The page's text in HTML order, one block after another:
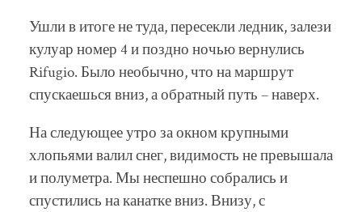
Ушли в итоге не туда, пересекли ледник, залези
кулуар номер 4 и поздно ночью вернулись
Rifugio. Было необычно, что на маршрут
спускаешься вниз, а обратный путь – наверх.
На следующее утро за окном крупными
хлопьями валил снег, видимость не превышала
и полуметра. Мы неспешно собрались и
спустились на канатке вниз. Внизу, с